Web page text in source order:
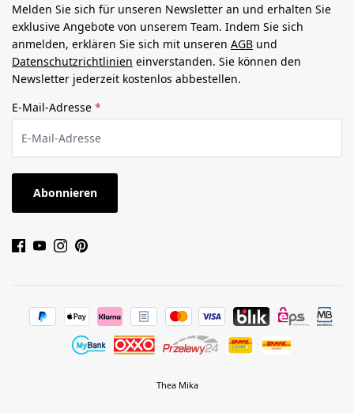
Melden Sie sich für unseren Newsletter an und erhalten Sie
exklusive Angebote von unserem Team. Indem Sie sich
anmelden, erklären Sie sich mit unseren AGB und
Datenschutzrichtlinien einverstanden. Sie können den
Newsletter jederzeit kostenlos abbestellen.
E-Mail-Adresse *
Abonnieren
Thea Mika